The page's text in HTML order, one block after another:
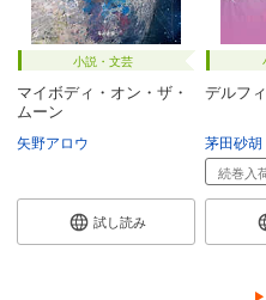
小説・文芸
マイボディ・オン・ザ・
ムーン
矢野アロウ
試し読み
デルフ
茅田砂胡
続巻入